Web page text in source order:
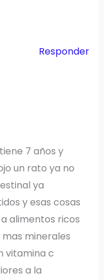
Responder
7 años y
un rato ya no
ya
y esas cosas
alimentos ricos
minerales
vitamina c
a la